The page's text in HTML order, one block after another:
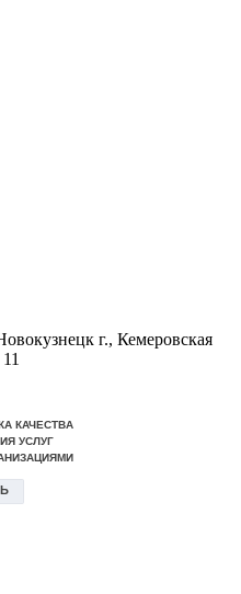
г., Кемеровская